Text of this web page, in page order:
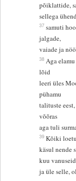
põiklattide,
sellega
37 samuti
jalgade,
vaiade ja
38 Aga
lõid
leeri üles
pühamu
talituste
võõras
aga tuli
39 Kõiki
käsul nende
kuu vanuseid
ja üle selle,